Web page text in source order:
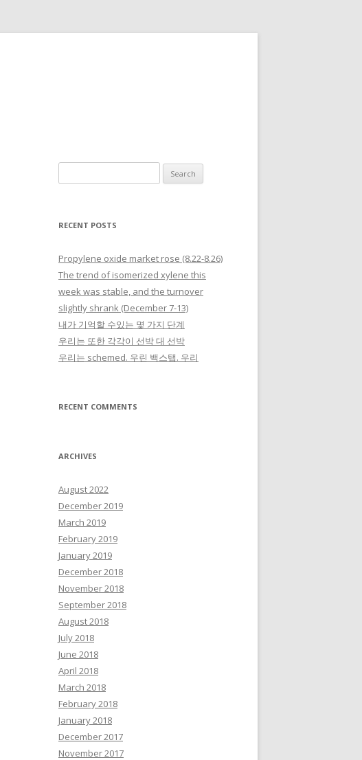
RECENT POSTS
Propylene oxide market rose (8.22-8.26)
The trend of isomerized xylene this
week was stable, and the turnover
slightly shrank (December 7-13)
내가 기억할 수있는 몇 가지 단계
우리는 또한 각각이 선박 대 선박
우리는 schemed. 우린 백스탭. 우리
RECENT COMMENTS
ARCHIVES
August 2022
December 2019
March 2019
February 2019
January 2019
December 2018
November 2018
September 2018
August 2018
July 2018
June 2018
April 2018
March 2018
February 2018
January 2018
December 2017
November 2017